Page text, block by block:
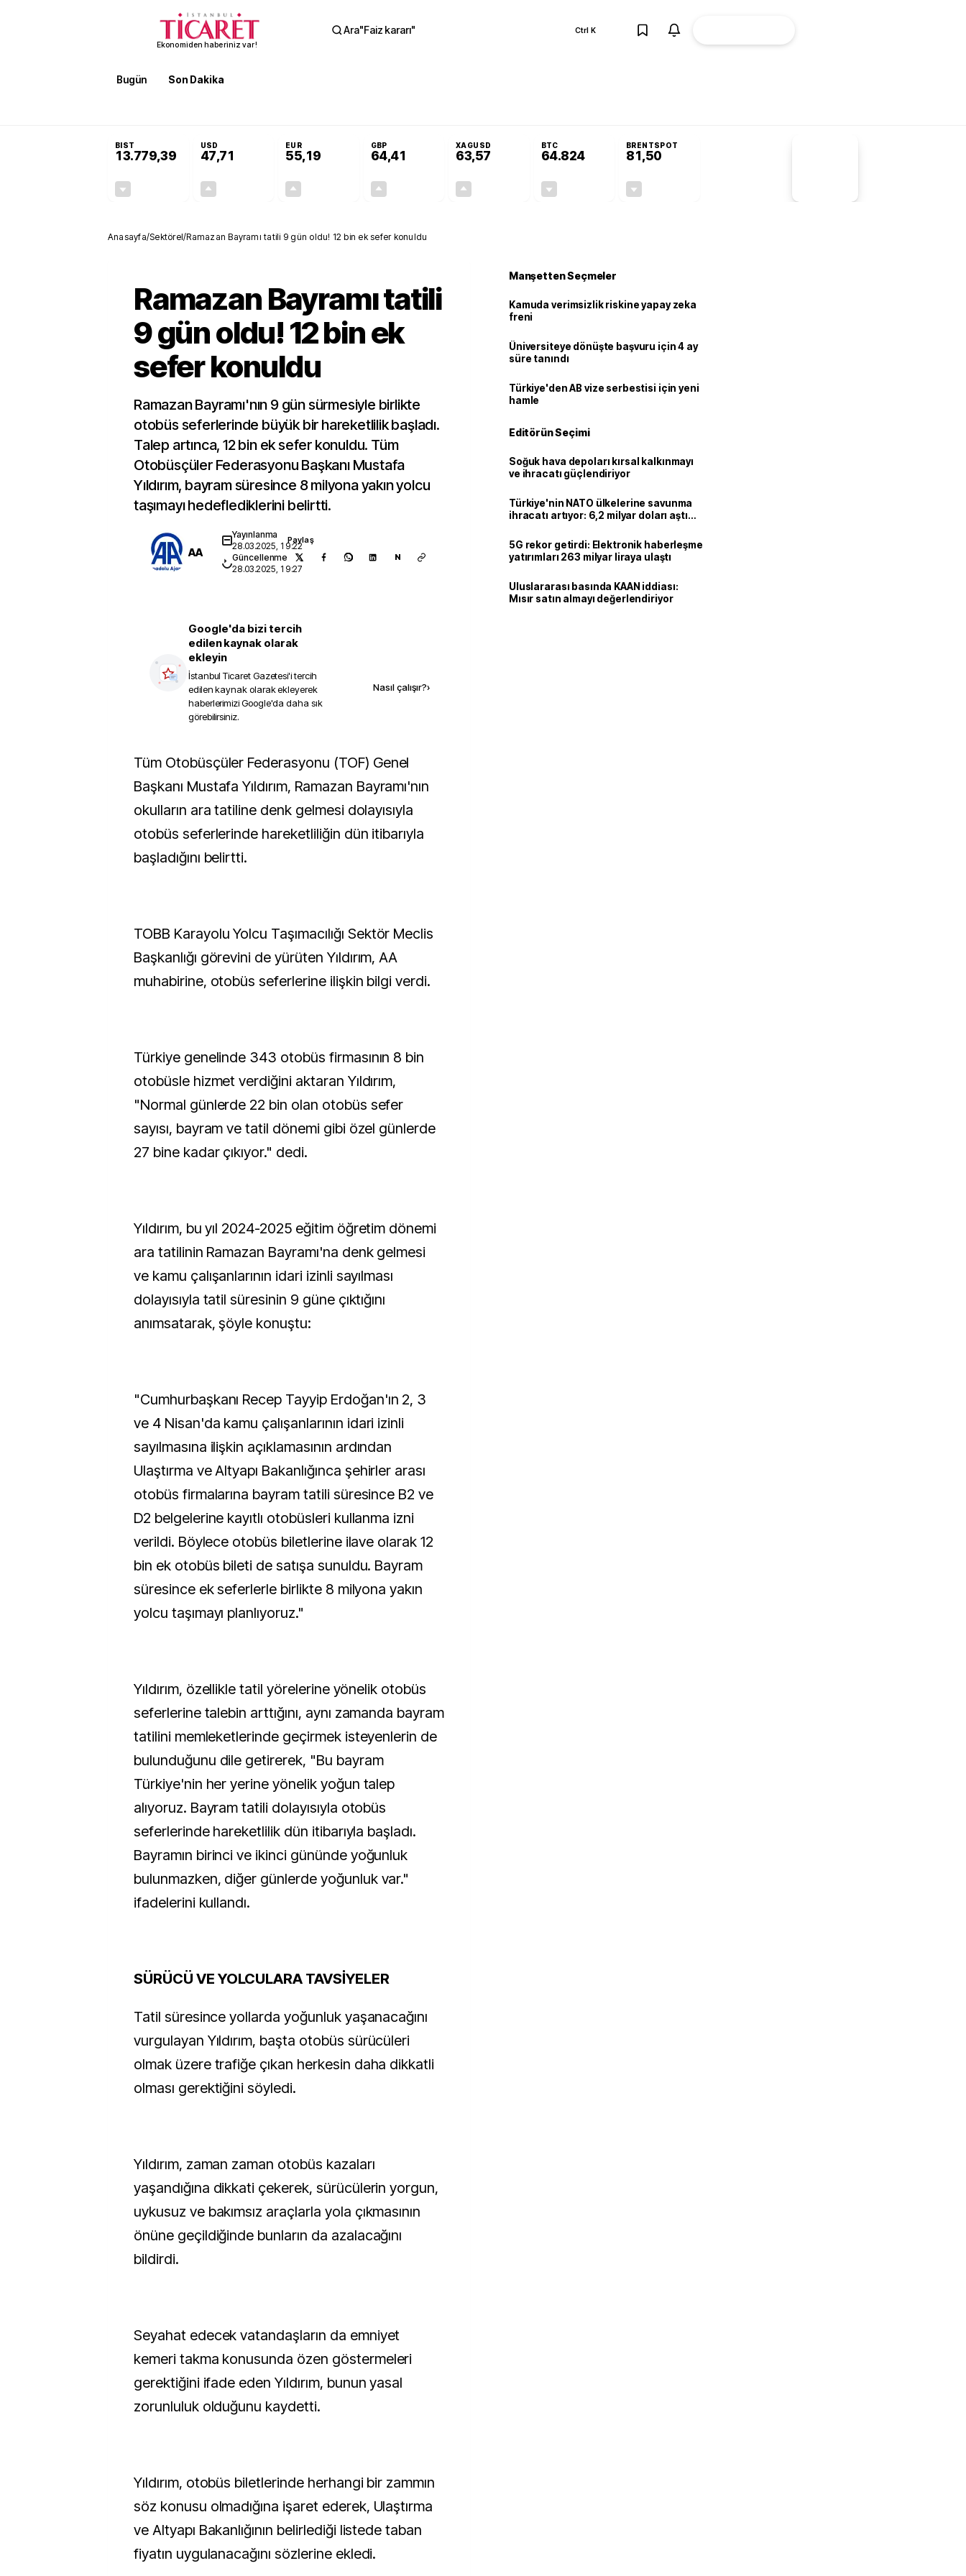
Ekonomiden haberiniz var!
Ara"Faiz kararı" Ctrl K
Bugün Son Dakika
BIST
13.779,39
USD
47,71
EUR
55,19
GBP
64,41
XAGUSD
63,57
BTC
64.824
BRENTSPOT
81,50
Anasayfa/Sektörel/Ramazan Bayramı tatili 9 gün oldu! 12 bin ek sefer konuldu
Ramazan Bayramı tatili
9 gün oldu! 12 bin ek
sefer konuldu
Ramazan Bayramı'nın 9 gün sürmesiyle birlikte
otobüs seferlerinde büyük bir hareketlilik başladı.
Talep artınca, 12 bin ek sefer konuldu. Tüm
Otobüsçüler Federasyonu Başkanı Mustafa
Yıldırım, bayram süresince 8 milyona yakın yolcu
taşımayı hedeflediklerini belirtti.
AA
Yayınlanma
28.03.2025, 19:22
Güncellenme
28.03.2025, 19:27
Paylaş
N
Google'da bizi tercih
edilen kaynak olarak
ekleyin
İstanbul Ticaret Gazetesi'i tercih
edilen kaynak olarak ekleyerek
haberlerimizi Google'da daha sık
görebilirsiniz.
Nasıl çalışır?›
Tüm Otobüsçüler Federasyonu (TOF) Genel
Başkanı Mustafa Yıldırım, Ramazan Bayramı'nın
okulların ara tatiline denk gelmesi dolayısıyla
otobüs seferlerinde hareketliliğin dün itibarıyla
başladığını belirtti.
TOBB Karayolu Yolcu Taşımacılığı Sektör Meclis
Başkanlığı görevini de yürüten Yıldırım, AA
muhabirine, otobüs seferlerine ilişkin bilgi verdi.
Türkiye genelinde 343 otobüs firmasının 8 bin
otobüsle hizmet verdiğini aktaran Yıldırım,
"Normal günlerde 22 bin olan otobüs sefer
sayısı, bayram ve tatil dönemi gibi özel günlerde
27 bine kadar çıkıyor." dedi.
Yıldırım, bu yıl 2024-2025 eğitim öğretim dönemi
ara tatilinin Ramazan Bayramı'na denk gelmesi
ve kamu çalışanlarının idari izinli sayılması
dolayısıyla tatil süresinin 9 güne çıktığını
anımsatarak, şöyle konuştu:
"Cumhurbaşkanı Recep Tayyip Erdoğan'ın 2, 3
ve 4 Nisan'da kamu çalışanlarının idari izinli
sayılmasına ilişkin açıklamasının ardından
Ulaştırma ve Altyapı Bakanlığınca şehirler arası
otobüs firmalarına bayram tatili süresince B2 ve
D2 belgelerine kayıtlı otobüsleri kullanma izni
verildi. Böylece otobüs biletlerine ilave olarak 12
bin ek otobüs bileti de satışa sunuldu. Bayram
süresince ek seferlerle birlikte 8 milyona yakın
yolcu taşımayı planlıyoruz."
Yıldırım, özellikle tatil yörelerine yönelik otobüs
seferlerine talebin arttığını, aynı zamanda bayram
tatilini memleketlerinde geçirmek isteyenlerin de
bulunduğunu dile getirerek, "Bu bayram
Türkiye'nin her yerine yönelik yoğun talep
alıyoruz. Bayram tatili dolayısıyla otobüs
seferlerinde hareketlilik dün itibarıyla başladı.
Bayramın birinci ve ikinci gününde yoğunluk
bulunmazken, diğer günlerde yoğunluk var."
ifadelerini kullandı.
SÜRÜCÜ VE YOLCULARA TAVSİYELER
Tatil süresince yollarda yoğunluk yaşanacağını
vurgulayan Yıldırım, başta otobüs sürücüleri
olmak üzere trafiğe çıkan herkesin daha dikkatli
olması gerektiğini söyledi.
Yıldırım, zaman zaman otobüs kazaları
yaşandığına dikkati çekerek, sürücülerin yorgun,
uykusuz ve bakımsız araçlarla yola çıkmasının
önüne geçildiğinde bunların da azalacağını
bildirdi.
Seyahat edecek vatandaşların da emniyet
kemeri takma konusunda özen göstermeleri
gerektiğini ifade eden Yıldırım, bunun yasal
zorunluluk olduğunu kaydetti.
Yıldırım, otobüs biletlerinde herhangi bir zammın
söz konusu olmadığına işaret ederek, Ulaştırma
ve Altyapı Bakanlığının belirlediği listede taban
fiyatın uygulanacağını sözlerine ekledi.
Manşetten Seçmeler
Kamuda verimsizlik riskine yapay zeka
freni
Üniversiteye dönüşte başvuru için 4 ay
süre tanındı
Türkiye'den AB vize serbestisi için yeni
hamle
Editörün Seçimi
Soğuk hava depoları kırsal kalkınmayı
ve ihracatı güçlendiriyor
Türkiye'nin NATO ülkelerine savunma
ihracatı artıyor: 6,2 milyar doları aştı
5G rekor getirdi: Elektronik haberleşme
yatırımları 263 milyar liraya ulaştı
Uluslararası basında KAAN iddiası:
Mısır satın almayı değerlendiriyor